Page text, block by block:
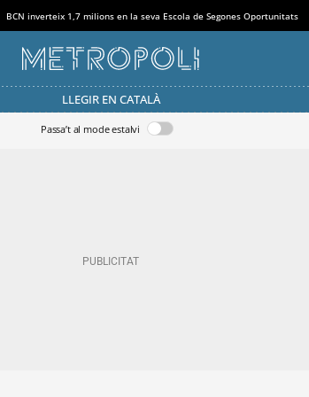
BCN inverteix 1,7 milions en la seva Escola de Segones Oportunitats
LLEGIR EN CATALÀ
Passa’t al mode estalvi